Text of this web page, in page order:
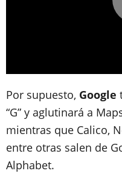
Por supuesto, Google
“G” y aglutinará a
mientras que Calico,
entre otras salen de
Alphabet.